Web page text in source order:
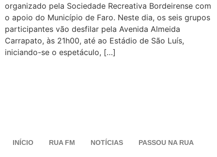
organizado pela Sociedade Recreativa Bordeirense com
o apoio do Município de Faro. Neste dia, os seis grupos
participantes vão desfilar pela Avenida Almeida
Carrapato, às 21h00, até ao Estádio de São Luís,
iniciando-se o espetáculo, […]
INÍCIO RUA FM NOTÍCIAS PASSOU NA RUA